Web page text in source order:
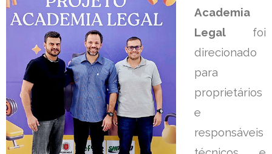
Academia
Legal foi
direcionado
para
proprietários
e
responsáveis